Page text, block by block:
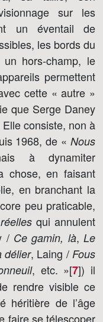
sur les
un éventail de
les bords du
hors-champ, le
permettent
cette « autre »
que Serge Daney
consiste, non à
1968, de « Nous
à dynamiter
chose, en faisant
en branchant la
peu praticable,
réellesqui annulent
/ Ce gamin, là,Le
délier, Laing / Fous
, etc. »[7]) il
rendre visible ce
héritière de l’âge
faire se télescoper